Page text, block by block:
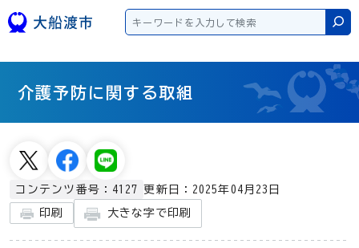
検索
介護予防に関する取組
コンテンツ番号：4127 更新日：2025年04月23日
印刷 大きな字で印刷